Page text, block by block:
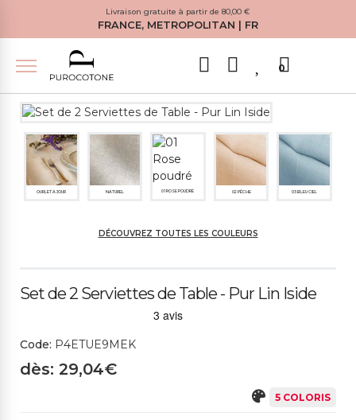
Livraison gratuite à partir de 80,00 €
FRANCE, METROPOLITAN | FR
0
OURLET A JOUR NATUREL 01 ROSE POUDRÉ 02 PÊCHE 03 BLEU CIEL
DÉCOUVREZ TOUTES LES COULEURS
Set de 2 Serviettes de Table - Pur Lin Iside
Code: P4ETUE9MEK
dès: 29,04€
5 COLORIS